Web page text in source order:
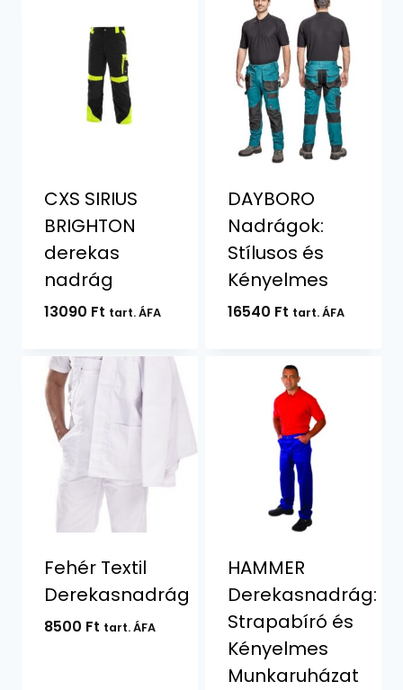
CXS SIRIUS
BRIGHTON
derekas
nadrág
13090 Ft tart. ÁFA
DAYBORO
Nadrágok:
Stílusos és
Kényelmes
16540 Ft tart. ÁFA
Fehér Textil
Derekasnadrág
8500 Ft tart. ÁFA
HAMMER
Derekasnadrág:
Strapabíró és
Kényelmes
Munkaruházat